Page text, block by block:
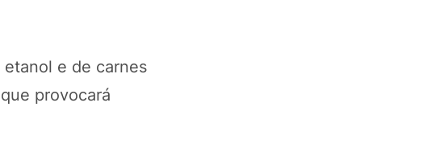
e de carnes
provocará